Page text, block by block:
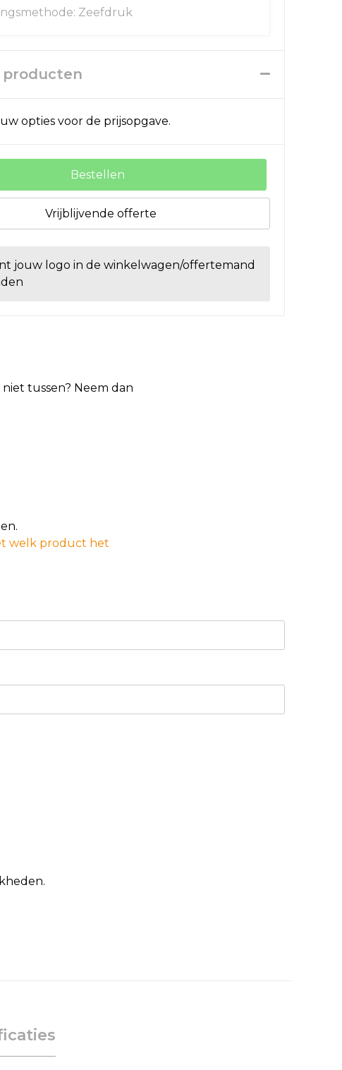
Zeefdruk
producten
opties voor de prijsopgave.
Bestellen
Vrijblijvende offerte
jouw logo in de winkelwagen/offertemand
tussen? Neem dan
welk product het